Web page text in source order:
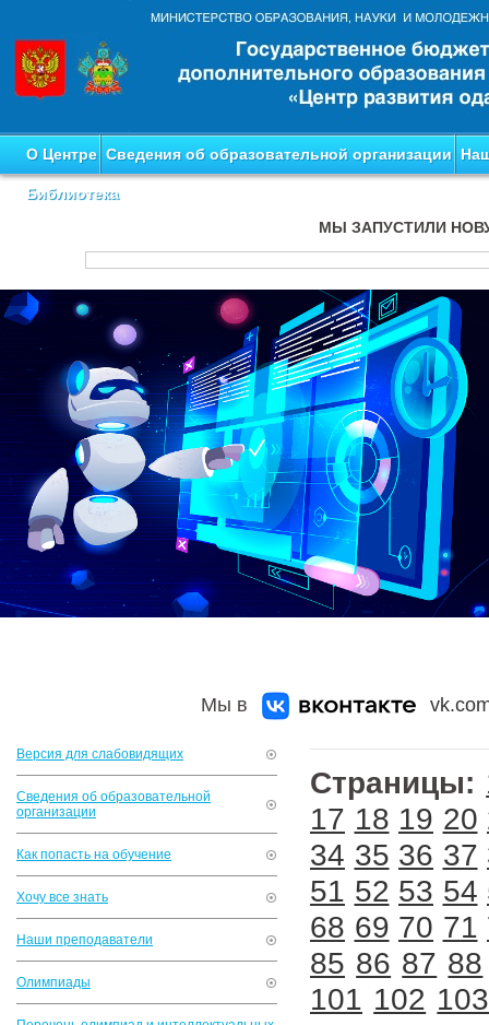
О Центре Сведения об образовательной организации
Библиотека
МЫ ЗАПУСТИЛИ
Мы в
Версия для слабовидящих
Сведения об образовательной
организации
Как попасть на обучение
Хочу все знать
Наши преподаватели
Олимпиады
Страницы:
17 18 19 20
34 35 36 37
51 52 53 54
68 69 70 71
85 86 87 88
101 102 103